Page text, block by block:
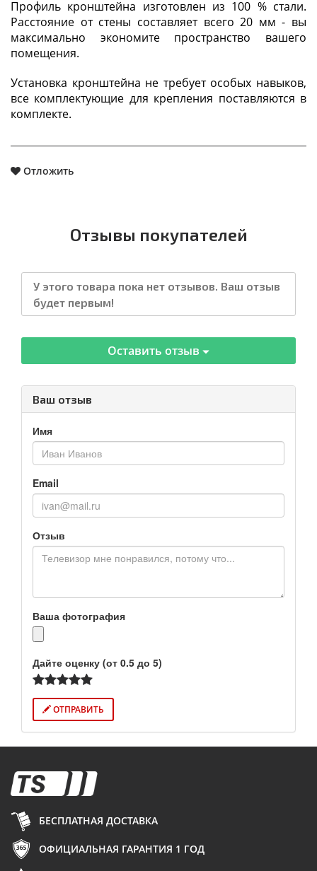
Профиль кронштейна изготовлен из 100 % стали.
Расстояние от стены составляет всего 20 мм - вы
максимально экономите пространство вашего
помещения.
Установка кронштейна не требует особых навыков,
все комплектующие для крепления поставляются в
комплекте.
Отложить
Отзывы покупателей
У этого товара пока нет отзывов. Ваш отзыв
будет первым!
Оставить отзыв
Ваш отзыв
Имя
Email
Отзыв
Ваша фотография
Дайте оценку (от 0.5 до 5)
ОТПРАВИТЬ
БЕСПЛАТНАЯ ДОСТАВКА
ОФИЦИАЛЬНАЯ ГАРАНТИЯ 1 ГОД